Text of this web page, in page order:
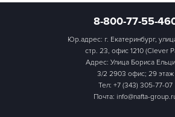
8-800-77-55-
Юр.адрес: г. Екатеринбург,
стр. 23, офис 1210 (Clever
Адрес: Улица Бориса
3/2 2903 офис; 29 этаж
Тел: +7 (343) 305-77-07
Почта: info@nafta-